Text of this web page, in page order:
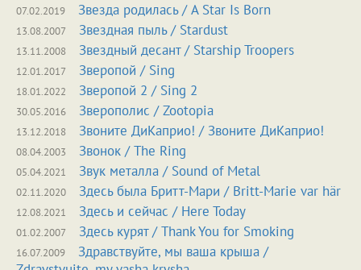
07.02.2019 Звезда родилась / A Star Is Born
13.08.2007 Звездная пыль / Stardust
13.11.2008 Звездный десант / Starship Troopers
12.01.2017 Зверопой / Sing
18.01.2022 Зверопой 2 / Sing 2
30.05.2016 Зверополис / Zootopia
13.12.2018 Звоните ДиКаприо! / Звоните ДиКаприо!
08.04.2003 Звонок / The Ring
05.04.2021 Звук металла / Sound of Metal
02.11.2020 Здесь была Бритт-Мари / Britt-Marie var här
12.08.2021 Здесь и сейчас / Here Today
01.02.2007 Здесь курят / Thank You for Smoking
16.07.2009
Здравствуйте, мы ваша крыша /